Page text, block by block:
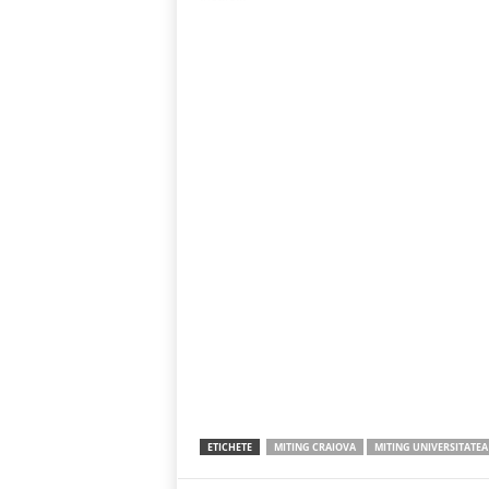
ETICHETE MITING CRAIOVA MITING